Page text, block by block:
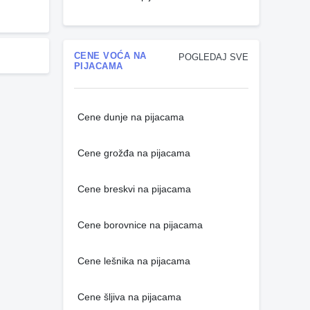
POGLEDAJ SVE
CENE VOĆA NA
PIJACAMA
Cene dunje na pijacama
Cene grožđa na pijacama
Cene breskvi na pijacama
Cene borovnice na pijacama
Cene lešnika na pijacama
Cene šljiva na pijacama